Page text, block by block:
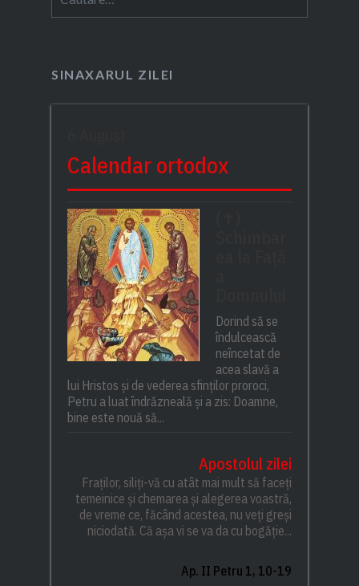
după:
SINAXARUL ZILEI
Calendar ortodox
Dorind să se
îndulcească
neîncetat de
acea slavă a
lui Hristos și de vederea sfinților proroci,
Petru a luat îndrăzneală și a zis: Doamne,
bine este nouă să...
Apostolul zilei
Fraților, siliți-vă cu atât mai mult să faceți
temeinice și chemarea și alegerea voastră,
de vreme ce, făcând acestea, nu veți greși
niciodată. Că așa vi se va da cu bogăție...
Ap. II Petru 1, 10-19